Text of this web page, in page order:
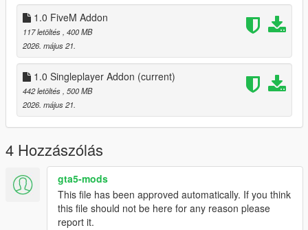
Credit: To myself, Rekmo, MMM
Picture Credit: Goofy
My Discord for Support
https://discord.gg/RZqfT2CU3f
1.0 FiveM Addon
117 letöltés, 400 MB
2026. május 21.
1.0 Singleplayer Addon (current)
442 letöltés, 500 MB
2026. május 21.
4 Hozzászólás
gta5-mods
This file has been approved automatically. If you think
this file should not be here for any reason please
report it.